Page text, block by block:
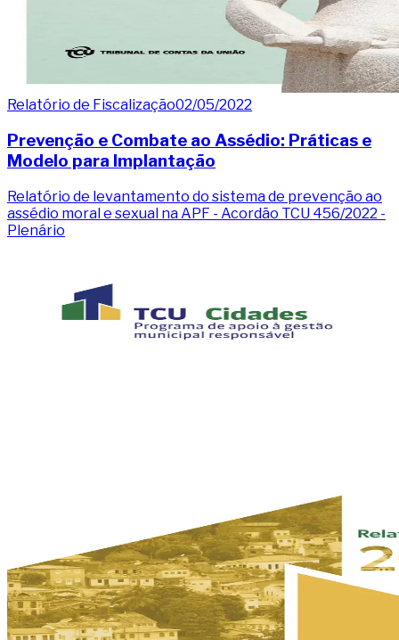
Relatório de Fiscalização02/05/2022
Prevenção e Combate ao Assédio: Práticas e
Modelo para Implantação
Relatório de levantamento do sistema de prevenção ao
assédio moral e sexual na APF - Acordão TCU 456/2022 -
Plenário